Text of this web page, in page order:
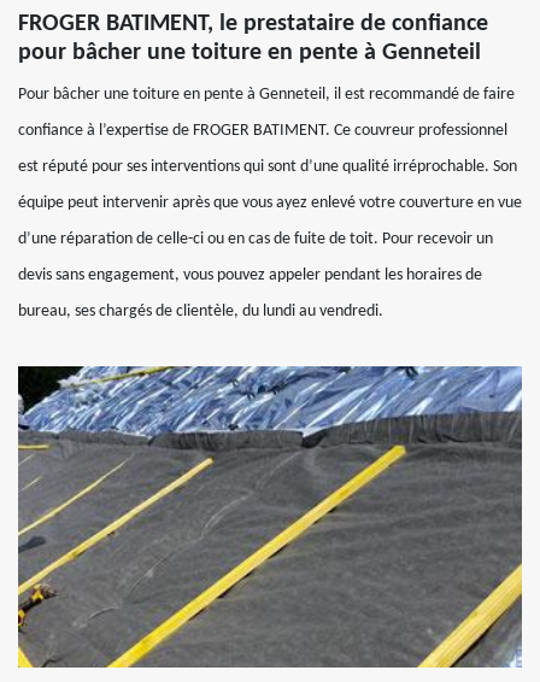
FROGER BATIMENT, le prestataire de confiance
pour bâcher une toiture en pente à Genneteil
Pour bâcher une toiture en pente à Genneteil, il est recommandé de faire
confiance à l’expertise de FROGER BATIMENT. Ce couvreur professionnel
est réputé pour ses interventions qui sont d’une qualité irréprochable. Son
équipe peut intervenir après que vous ayez enlevé votre couverture en vue
d’une réparation de celle-ci ou en cas de fuite de toit. Pour recevoir un
devis sans engagement, vous pouvez appeler pendant les horaires de
bureau, ses chargés de clientèle, du lundi au vendredi.